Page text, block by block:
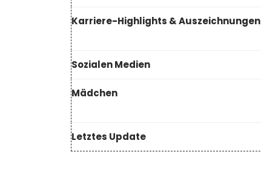
Karriere-Highlights & Auszeichnungen
Sozialen Medien
Mädchen
Letztes Update